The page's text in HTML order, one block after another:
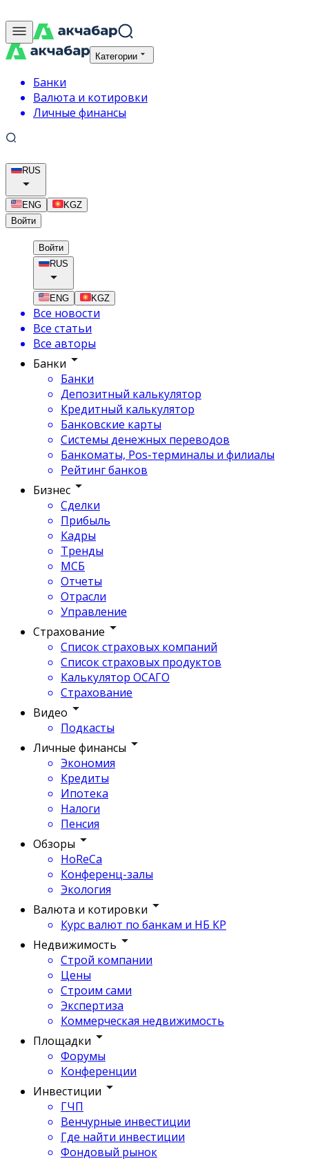
Категории
Банки
Валюта и котировки
Личные финансы
RUS
ENG
KGZ
Войти
Войти
RUS
ENG KGZ
Все новости
Все статьи
Все авторы
Банки
Банки
Депозитный калькулятор
Кредитный калькулятор
Банковские карты
Системы денежных переводов
Банкоматы, Pos-терминалы и филиалы
Рейтинг банков
Бизнес
Сделки
Прибыль
Кадры
Тренды
МСБ
Отчеты
Отрасли
Управление
Страхование
Список страховых компаний
Список страховых продуктов
Калькулятор ОСАГО
Страхование
Видео
Подкасты
Личные финансы
Экономия
Кредиты
Ипотека
Налоги
Пенсия
Обзоры
HoReCa
Конференц-залы
Экология
Валюта и котировки
Курс валют по банкам и НБ КР
Недвижимость
Строй компании
Цены
Строим сами
Экспертиза
Коммерческая недвижимость
Площадки
Форумы
Конференции
Инвестиции
ГЧП
Венчурные инвестиции
Где найти инвестиции
Фондовый рынок